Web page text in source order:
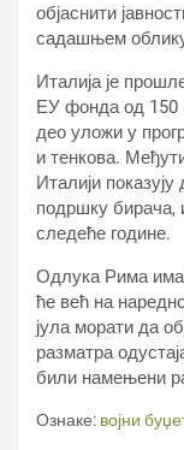
објаснити
садашњем
Италија је
ЕУ фонда од 150
део уложи у
и тенкова.
Италији
подршку бирача,
следеће године.
Одлука Рима
ће већ на
јула морати да
разматра
били намењени
Ознаке: војни